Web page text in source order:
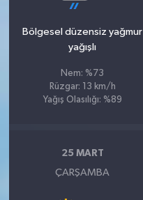
Bölgesel düzensiz yağmur
yağışlı
Nem: %73
Rüzgar: 13 km/h
Yağış Olasılığı: %89
25 MART
ÇARŞAMBA